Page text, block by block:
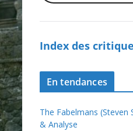
Index des
En tendances
The Fabelmans (Steven
& Analyse